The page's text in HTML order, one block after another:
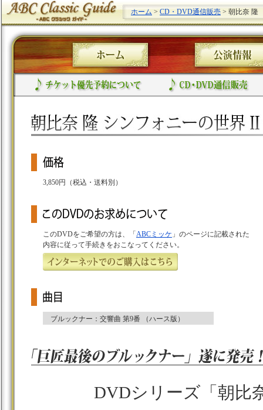
ホーム > CD・DVD通信販売 > 朝比奈 隆
3,850円（税込・送料別）
このDVDをご希望の方は、「 ABCミッケ 」のページに記載された
内容に従って手続きをおこなってください。
ブルックナー：交響曲 第9番 （ハース版）
DVDシリーズ「朝比